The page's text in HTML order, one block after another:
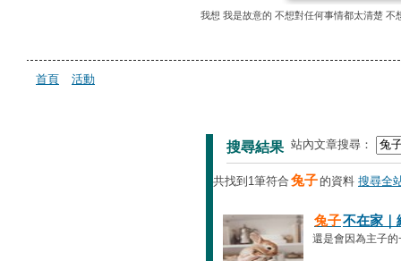
我想 我是故意的 不想對任何事情都太清楚
首頁 活動
搜尋結果 站內文章搜尋：
共找到1筆符合 兔子 的資料 搜尋全
兔子不在家｜
還是會因為主子